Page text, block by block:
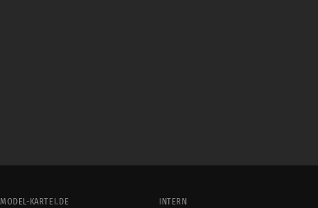
MODEL-KARTEI.DE
INTERN